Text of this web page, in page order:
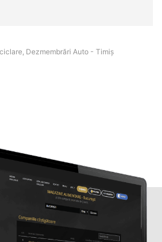
Dezmembrări Auto - Timiş